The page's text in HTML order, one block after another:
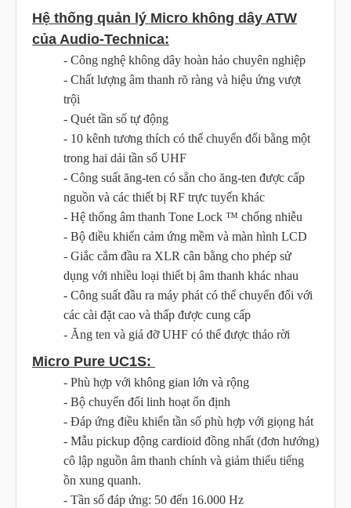
Hệ thống quản lý Micro không dây ATW
của Audio-Technica:
- Công nghệ không dây hoàn hảo chuyên nghiệp
- Chất lượng âm thanh rõ ràng và hiệu ứng vượt
trội
- Quét tần số tự động
- 10 kênh tương thích có thể chuyển đổi bằng một
trong hai dải tần số UHF
- Công suất ăng-ten có sẵn cho ăng-ten được cấp
nguồn và các thiết bị RF trực tuyến khác
- Hệ thống âm thanh Tone Lock ™ chống nhiễu
- Bộ điều khiển cảm ứng mềm và màn hình LCD
- Giắc cắm đầu ra XLR cân bằng cho phép sử
dụng với nhiều loại thiết bị âm thanh khác nhau
- Công suất đầu ra máy phát có thể chuyển đổi với
các cài đặt cao và thấp được cung cấp
- Ăng ten và giá đỡ UHF có thể được tháo rời
Micro Pure UC1S:
- Phù hợp với không gian lớn và rộng
- Bộ chuyển đổi linh hoạt ổn định
- Đáp ứng điều khiển tần số phù hợp với giọng hát
- Mẫu pickup động cardioid đồng nhất (đơn hướng)
cô lập nguồn âm thanh chính và giảm thiểu tiếng
ồn xung quanh.
- Tần số đáp ứng: 50 đến 16.000 Hz